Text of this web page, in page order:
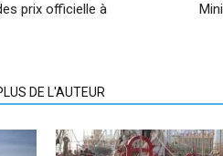
prix officielle à
DE L'AUTEUR